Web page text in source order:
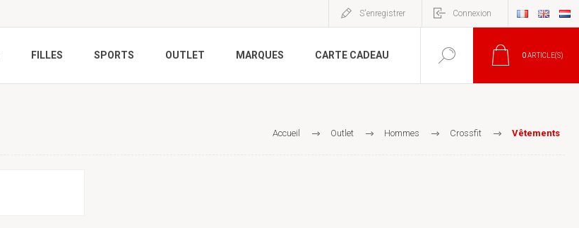
S'enregistrer Connexion
FILLES SPORTS OUTLET MARQUES CARTE CADEAU 0ARTICLE(S)
Accueil Outlet Hommes Crossfit Vêtements